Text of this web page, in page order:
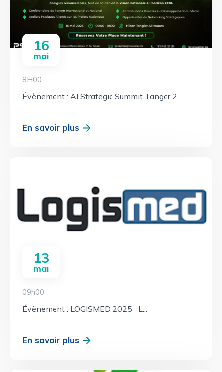
16
mai
8H00
Évènement : AI Strategic Summit Tanger 2...
En savoir plus
13
mai
09h00
Évènement : LOGISMED 2025 L...
En savoir plus